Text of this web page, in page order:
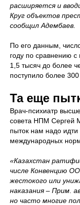
расширяется и
Круг объектов
сообщил Адембаев.
По его данным,
году по сравнению
1,5 тысяч до более
поступило более 300
Та еще
Врач-психиатр
совета НПМ Сергей
пыток нам надо
международных
«Казахстан
числе Конвенцию
жестокого или
наказания – Прим.
но часто многие